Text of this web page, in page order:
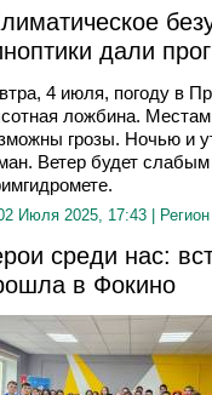
дали
4 июля, погоду в
ложбина.
грозы. Ночью и
Ветер будет
Июля 2025, 17:43 |
среди нас:
в Фокино